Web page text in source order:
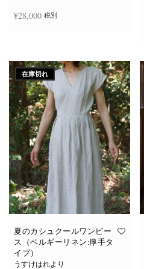
ら
選
択
で
き
ま
す
¥28,000 税別
在庫切れ
夏のカシュクールワンピー
ス（ベルギーリネン:厚手タ
イプ）
うすけはれより